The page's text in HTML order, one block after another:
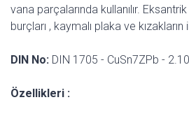
vana parçalarında kullanılır.
burçları , kaymalı plaka ve kızakların
DIN No: DIN 1705 - CuSn7ZPb -
Özellikleri :